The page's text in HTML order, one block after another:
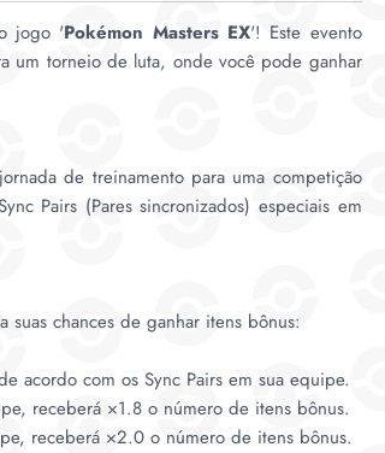
jogo 'Pokémon Masters EX'! Este evento
um torneio de luta, onde você pode ganhar
de treinamento para uma competição
Pairs (Pares sincronizados) especiais em
chances de ganhar itens bônus:
acordo com os Sync Pairs em sua equipe.
receberá ×1.8 o número de itens bônus.
receberá ×2.0 o número de itens bônus.